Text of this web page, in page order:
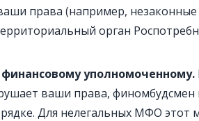
права (например,
орган
уполномоченному.
ваши права,
Для нелегальных МФО этот